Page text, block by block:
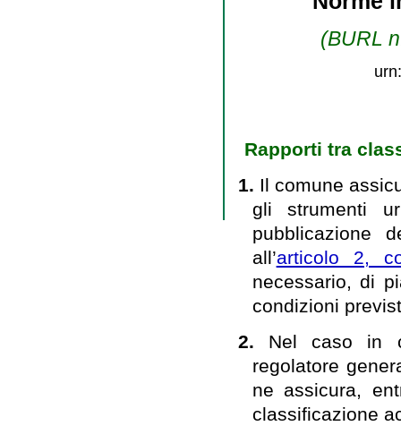
(BURL
Rapporti tra
1. Il comune
gli strumenti
pubblicazione
all’articolo 2,
necessario, di
condizioni
2. Nel caso in
regolatore
ne assicura,
classificazione